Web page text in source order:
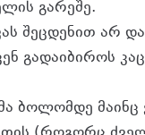
გარეშე.
შეცდენით არ
გადაიბიროს
ბოლომდე